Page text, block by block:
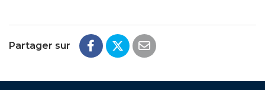
Partager sur